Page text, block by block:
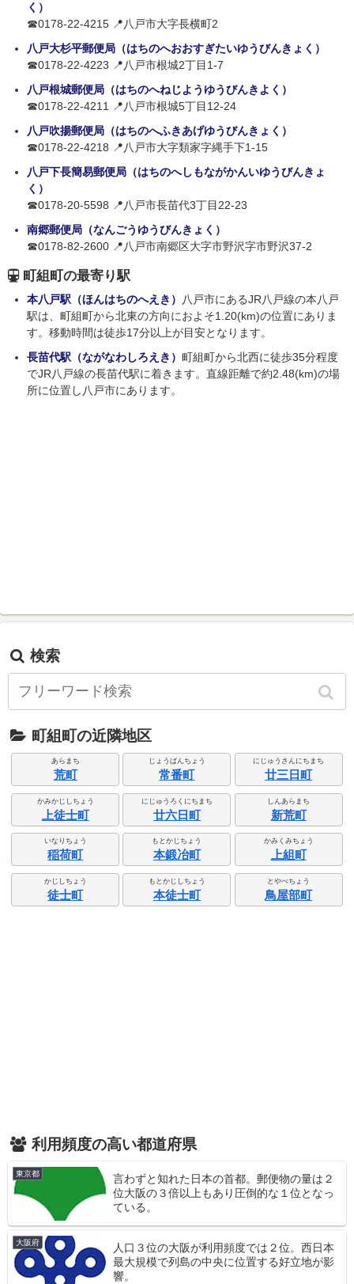
く）
☎0178-22-4215 📍八戸市大字長横町2
八戸大杉平郵便局（はちのへおおすぎたいゆうびんきょく）
☎0178-22-4223 📍八戸市根城2丁目1-7
八戸根城郵便局（はちのへねじようゆうびんきよく）
☎0178-22-4211 📍八戸市根城5丁目12-24
八戸吹揚郵便局（はちのへふきあげゆうびんきょく）
☎0178-22-4218 📍八戸市大字類家字縄手下1-15
八戸下長簡易郵便局（はちのへしもながかんいゆうびんきょ
く）
☎0178-20-5598 📍八戸市長苗代3丁目22-23
南郷郵便局（なんごうゆうびんきょく）
☎0178-82-2600 📍八戸市南郷区大字市野沢字市野沢37-2
町組町の最寄り駅
本八戸駅（ほんはちのへえき）
八戸市にあるJR八戸線の本八戸
駅は、町組町から北東の方向におよそ1.20(km)の位置にありま
す。移動時間は徒歩17分以上が目安となります。
長苗代駅（ながなわしろえき） 町組町から北西に徒歩35分程度
でJR八戸線の長苗代駅に着きます。直線距離で約2.48(km)の場
所に位置し八戸市にあります。
検索
町組町の近隣地区
あらまち
荒町
じょうばんちょう
常番町
にじゅうさんにちまち
廿三日町
かみかじしちょう
上徒士町
にじゅうろくにちまち
廿六日町
しんあらまち
新荒町
いなりちょう
稲荷町
もとかじちょう
本鍛冶町
かみくみちょう
上組町
かじしちょう
徒士町
もとかじしちょう
本徒士町
とやべちょう
鳥屋部町
利用頻度の高い都道府県
東京都
言わずと知れた日本の首都。郵便物の量は２
位大阪の３倍以上もあり圧倒的な１位となっ
ている。
大阪府
人口３位の大阪が利用頻度では２位。西日本
最大規模で列島の中央に位置する好立地が影
響。